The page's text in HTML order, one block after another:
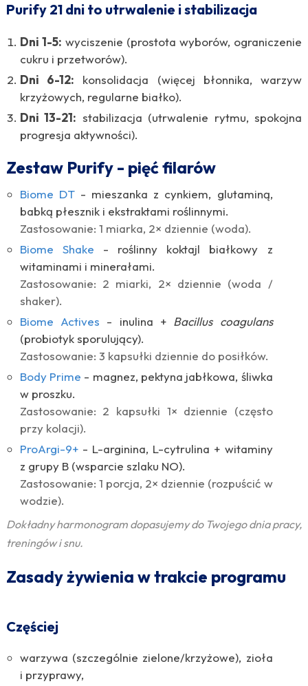
Purify 21 dni to utrwalenie i stabilizacja
Dni 1-5: wyciszenie (prostota wyborów, ograniczenie
cukru i przetworów).
Dni 6-12: konsolidacja (więcej błonnika, warzyw
krzyżowych, regularne białko).
Dni 13-21: stabilizacja (utrwalenie rytmu, spokojna
progresja aktywności).
Zestaw Purify - pięć filarów
Biome DT - mieszanka z cynkiem, glutaminą,
babką płesznik i ekstraktami roślinnymi.
Zastosowanie: 1 miarka, 2× dziennie (woda).
Biome Shake - roślinny koktajl białkowy z
witaminami i minerałami.
Zastosowanie: 2 miarki, 2× dziennie (woda /
shaker).
Biome Actives - inulina + Bacillus coagulans
(probiotyk sporulujący).
Zastosowanie: 3 kapsułki dziennie do posiłków.
Body Prime - magnez, pektyna jabłkowa, śliwka
w proszku.
Zastosowanie: 2 kapsułki 1× dziennie (często
przy kolacji).
ProArgi-9+- L-arginina, L-cytrulina + witaminy
z grupy B (wsparcie szlaku NO).
Zastosowanie: 1 porcja, 2× dziennie (rozpuścić w
wodzie).
Dokładny harmonogram dopasujemy do Twojego dnia pracy,
treningów i snu.
Zasady żywienia w trakcie programu
Częściej
warzywa (szczególnie zielone/krzyżowe), zioła
i przyprawy,